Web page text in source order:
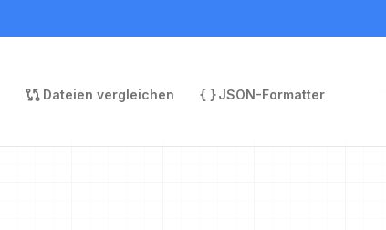
Dateien vergleichen
JSON-Formatter